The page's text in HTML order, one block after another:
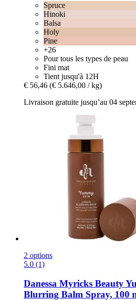
Spruce
Hinoki
Balsa
Holy
Pine
+26
Pour tous les types de peau
Fini mat
Tient jusqu'à 12H
€ 56,46 (€ 5.646,00 / kg)
Livraison gratuite jusqu’au 04
2 options
5.0 (1)
Danessa Myricks Beauty
Blurring Balm Spray, 100